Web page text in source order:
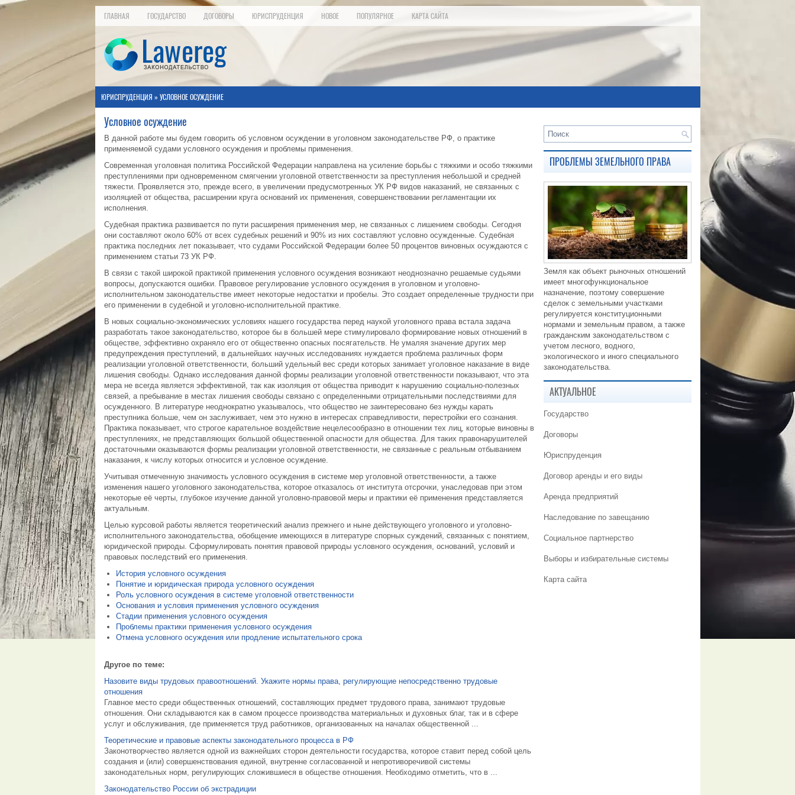
ГЛАВНАЯ ГОСУДАРСТВО ДОГОВОРЫ ЮРИСПРУДЕНЦИЯ НОВОЕ ПОПУЛЯРНОЕ КАРТА САЙТА
ЮРИСПРУДЕНЦИЯ » УСЛОВНОЕ ОСУЖДЕНИЕ
Условное осуждение
В данной работе мы будем говорить об условном осуждении в уголовном законодательстве РФ, о практике
применяемой судами условного осуждения и проблемы применения.
Современная уголовная политика Российской Федерации направлена на усиление борьбы с тяжкими и особо тяжкими
преступлениями при одновременном смягчении уголовной ответственности за преступления небольшой и средней
тяжести. Проявляется это, прежде всего, в увеличении предусмотренных УК РФ видов наказаний, не связанных с
изоляцией от общества, расширении круга оснований их применения, совершенствовании регламентации их
исполнения.
Судебная практика развивается по пути расширения применения мер, не связанных с лишением свободы. Сегодня
они составляют около 60% от всех судебных решений и 90% из них составляют условно осужденные. Судебная
практика последних лет показывает, что судами Российской Федерации более 50 процентов виновных осуждаются с
применением статьи 73 УК РФ.
В связи с такой широкой практикой применения условного осуждения возникают неоднозначно решаемые судьями
вопросы, допускаются ошибки. Правовое регулирование условного осуждения в уголовном и уголовно-
исполнительном законодательстве имеет некоторые недостатки и пробелы. Это создает определенные трудности при
его применении в судебной и уголовно-исполнительной практике.
В новых социально-экономических условиях нашего государства перед наукой уголовного права встала задача
разработать такое законодательство, которое бы в большей мере стимулировало формирование новых отношений в
обществе, эффективно охраняло его от общественно опасных посягательств. Не умаляя значение других мер
предупреждения преступлений, в дальнейших научных исследованиях нуждается проблема различных форм
реализации уголовной ответственности, больший удельный вес среди которых занимает уголовное наказание в виде
лишения свободы. Однако исследования данной формы реализации уголовной ответственности показывают, что эта
мера не всегда является эффективной, так как изоляция от общества приводит к нарушению социально-полезных
связей, а пребывание в местах лишения свободы связано с определенными отрицательными последствиями для
осужденного. В литературе неоднократно указывалось, что общество не заинтересовано без нужды карать
преступника больше, чем он заслуживает, чем это нужно в интересах справедливости, перестройки его сознания.
Практика показывает, что строгое карательное воздействие нецелесообразно в отношении тех лиц, которые виновны в
преступлениях, не представляющих большой общественной опасности для общества. Для таких правонарушителей
достаточными оказываются формы реализации уголовной ответственности, не связанные с реальным отбыванием
наказания, к числу которых относится и условное осуждение.
Учитывая отмеченную значимость условного осуждения в системе мер уголовной ответственности, а также
изменения нашего уголовного законодательства, которое отказалось от института отсрочки, унаследовав при этом
некоторые её черты, глубокое изучение данной уголовно-правовой меры и практики её применения представляется
актуальным.
Целью курсовой работы является теоретический анализ прежнего и ныне действующего уголовного и уголовно-
исполнительного законодательства, обобщение имеющихся в литературе спорных суждений, связанных с понятием,
юридической природы. Сформулировать понятия правовой природы условного осуждения, оснований, условий и
правовых последствий его применения.
История условного осуждения
Понятие и юридическая природа условного осуждения
Роль условного осуждения в системе уголовной ответственности
Основания и условия применения условного осуждения
Стадии применения условного осуждения
Проблемы практики применения условного осуждения
Отмена условного осуждения или продление испытательного срока
Другое по теме:
Назовите виды трудовых правоотношений. Укажите нормы права, регулирующие непосредственно трудовые
отношения
Главное место среди общественных отношений, составляющих предмет трудового права, занимают трудовые
отношения. Они складываются как в самом процессе производства материальных и духовных благ, так и в сфере
услуг и обслуживания, где применяется труд работников, организованных на началах общественной ...
Теоретические и правовые аспекты законодательного процесса в РФ
Законотворчество является одной из важнейших сторон деятельности государства, которое ставит перед собой цель
создания и (или) совершенствования единой, внутренне согласованной и непротиворечивой системы
законодательных норм, регулирующих сложившиеся в обществе отношения. Необходимо отметить, что в ...
Законодательство России об экстрадиции
ПРОБЛЕМЫ ЗЕМЕЛЬНОГО ПРАВА
Земля как объект рыночных отношений
имеет многофункциональное
назначение, поэтому совершение
сделок с земельными участками
регулируется конституционными
нормами и земельным правом, а также
гражданским законодательством с
учетом лесного, водного,
экологического и иного специального
законодательства.
АКТУАЛЬНОЕ
Государство
Договоры
Юриспруденция
Договор аренды и его виды
Аренда предприятий
Наследование по завещанию
Социальное партнерство
Выборы и избирательные системы
Карта сайта